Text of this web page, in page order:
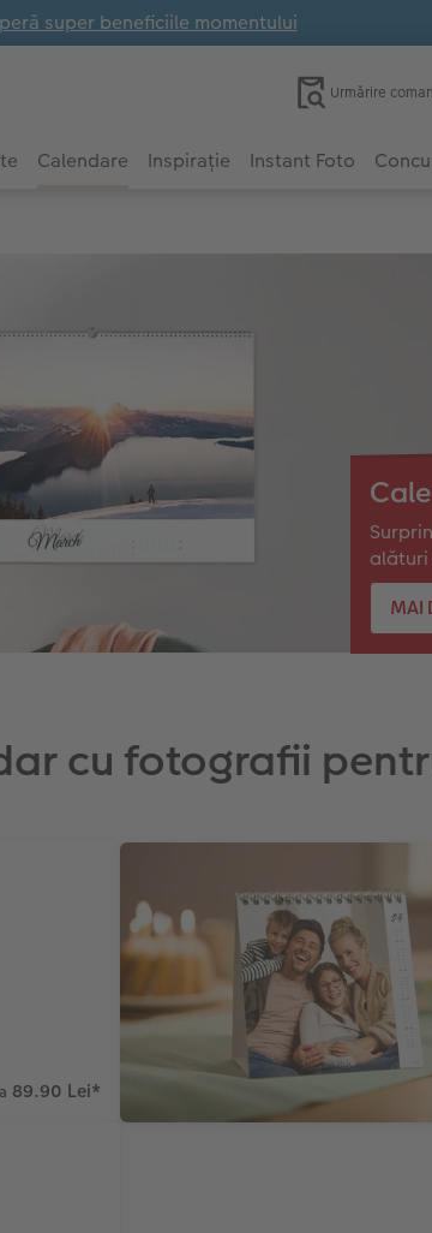
super beneficiile momentului
Urmărire
Calendare Inspirație Instant Foto
alături
MAI
cu fotografii
89.90 Lei*